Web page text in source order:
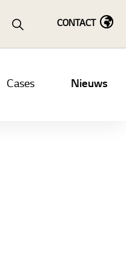
Cases Nieuws
CONTACT